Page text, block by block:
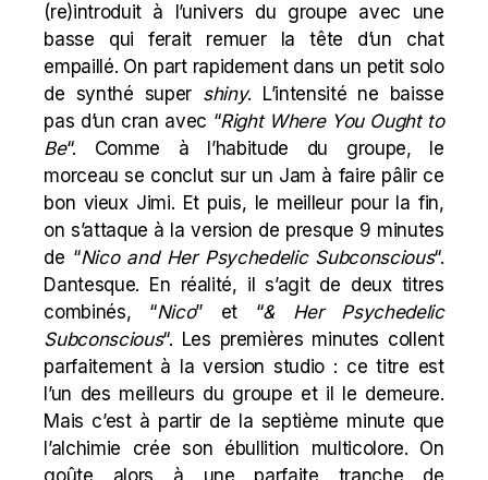
(re)introduit à l’univers du groupe avec une
basse qui ferait remuer la tête d’un chat
empaillé. On part rapidement dans un petit solo
de synthé super shiny. L’intensité ne baisse
pas d’un cran avec “Right Where You Ought to
Be“. Comme à l’habitude du groupe, le
morceau se conclut sur un Jam à faire pâlir ce
bon vieux Jimi. Et puis, le meilleur pour la fin,
on s’attaque à la version de presque 9 minutes
de “Nico and Her Psychedelic Subconscious“.
Dantesque. En réalité, il s’agit de deux titres
combinés, “Nico” et “& Her Psychedelic
Subconscious“. Les premières minutes collent
parfaitement à la version studio : ce titre est
l’un des meilleurs du groupe et il le demeure.
Mais c’est à partir de la septième minute que
l’alchimie crée son ébullition multicolore. On
goûte alors à une parfaite tranche de